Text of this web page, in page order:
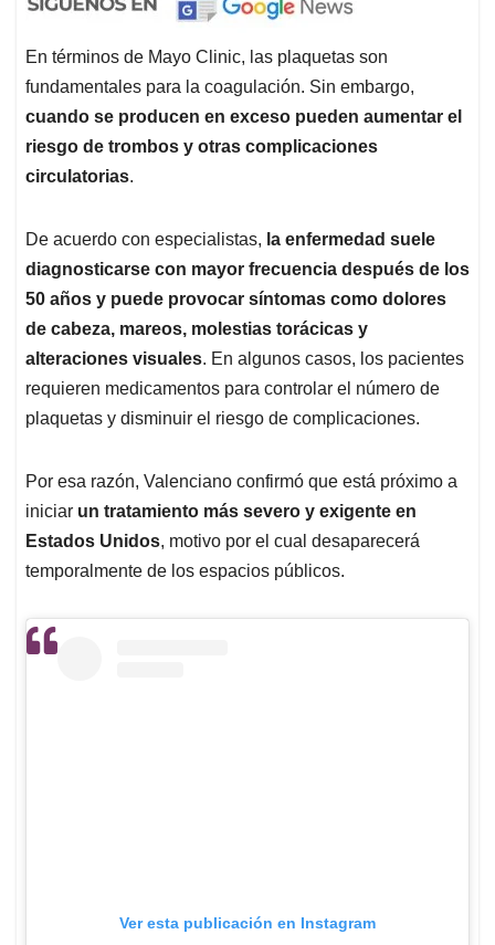
En términos de Mayo Clinic, las plaquetas son
fundamentales para la coagulación. Sin embargo,
cuando se producen en exceso pueden aumentar el
riesgo de trombos y otras complicaciones
circulatorias.
De acuerdo con especialistas, la enfermedad suele
diagnosticarse con mayor frecuencia después de los
50 años y puede provocar síntomas como dolores
de cabeza, mareos, molestias torácicas y
alteraciones visuales. En algunos casos, los pacientes
requieren medicamentos para controlar el número de
plaquetas y disminuir el riesgo de complicaciones.
Por esa razón, Valenciano confirmó que está próximo a
iniciar un tratamiento más severo y exigente en
Estados Unidos, motivo por el cual desaparecerá
temporalmente de los espacios públicos.
Ver esta publicación en Instagram